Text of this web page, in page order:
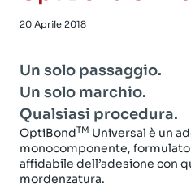
20 Aprile 2018
Un solo passaggio.
Un solo marchio.
Qualsiasi procedura.
OptiBondTM Universal è un
monocomponente,
affidabile dell’adesione con
mordenzatura.